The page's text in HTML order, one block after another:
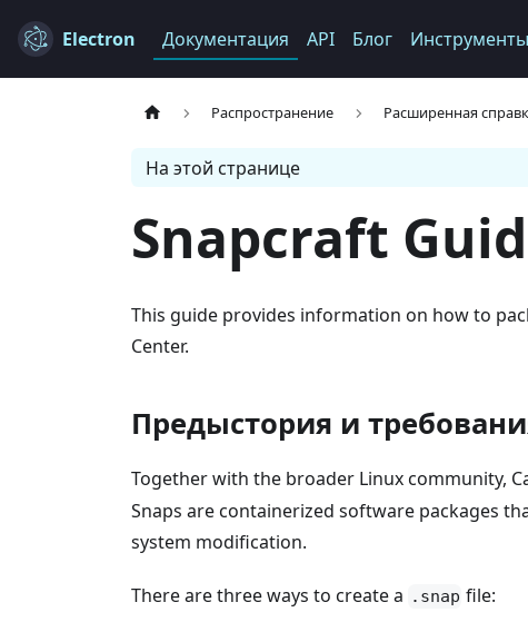
Electron Документация API Блог Инструменты
Распространение Расширенная
На этой странице
Snapcraft
This guide provides information on how to
Center.
Предыстория и
Together with the broader Linux community,
Snaps are containerized software packages
system modification.
There are three ways to create a .snap file: